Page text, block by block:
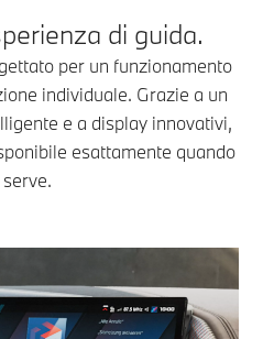
di guida.
per un funzionamento
individuale. Grazie a un
e a display innovativi,
esattamente quando
serve.